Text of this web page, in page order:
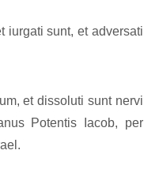
iurgati sunt, et adversati
et dissoluti sunt nervi
Potentis Iacob, per